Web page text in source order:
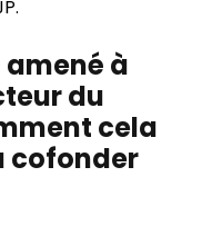
à
du
cela
cofonder